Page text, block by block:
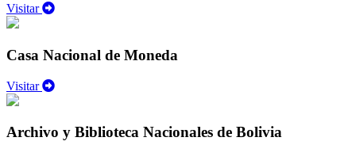
Visitar
Casa Nacional de Moneda
Visitar
Archivo y Biblioteca Nacionales de Bolivia